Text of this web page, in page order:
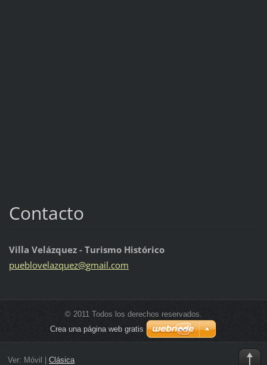
Contacto
Villa Velázquez - Turismo Histórico
pueblovelazquez@gmail.com
© 2011 Todos los derechos reservados.
Crea una página web gratis
Ver: Móvil Clásica